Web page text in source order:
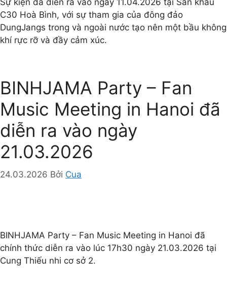
Sự kiện đã diễn ra vào ngày 11.04.2026 tại Sân khấu
C30 Hoà Bình, với sự tham gia của đông đảo
DungJangs trong và ngoài nước tạo nên một bầu không
khí rực rỡ và đầy cảm xúc.
BINHJAMA Party – Fan
Music Meeting in Hanoi đã
diễn ra vào ngày
21.03.2026
24.03.2026 Bởi Cua
BINHJAMA Party – Fan Music Meeting in Hanoi đã
chính thức diễn ra vào lúc 17h30 ngày 21.03.2026 tại
Cung Thiếu nhi cơ sở 2.